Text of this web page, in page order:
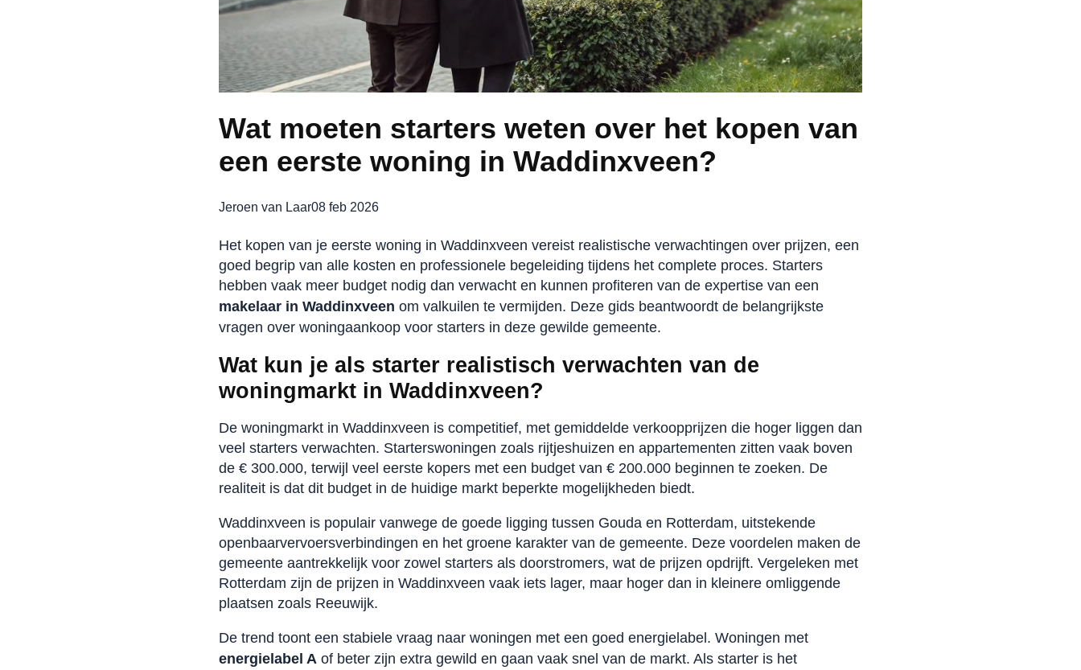
Wat moeten starters weten over het kopen van
een eerste woning in Waddinxveen?
Jeroen van Laar08 feb 2026
Het kopen van je eerste woning in Waddinxveen vereist realistische verwachtingen over prijzen, een
goed begrip van alle kosten en professionele begeleiding tijdens het complete proces. Starters
hebben vaak meer budget nodig dan verwacht en kunnen profiteren van de expertise van een
makelaar in Waddinxveen om valkuilen te vermijden. Deze gids beantwoordt de belangrijkste
vragen over woningaankoop voor starters in deze gewilde gemeente.
Wat kun je als starter realistisch verwachten van de
woningmarkt in Waddinxveen?
De woningmarkt in Waddinxveen is competitief, met gemiddelde verkoopprijzen die hoger liggen dan
veel starters verwachten. Starterswoningen zoals rijtjeshuizen en appartementen zitten vaak boven
de € 300.000, terwijl veel eerste kopers met een budget van € 200.000 beginnen te zoeken. De
realiteit is dat dit budget in de huidige markt beperkte mogelijkheden biedt.
Waddinxveen is populair vanwege de goede ligging tussen Gouda en Rotterdam, uitstekende
openbaarvervoersverbindingen en het groene karakter van de gemeente. Deze voordelen maken de
gemeente aantrekkelijk voor zowel starters als doorstromers, wat de prijzen opdrijft. Vergeleken met
Rotterdam zijn de prijzen in Waddinxveen vaak iets lager, maar hoger dan in kleinere omliggende
plaatsen zoals Reeuwijk.
De trend toont een stabiele vraag naar woningen met een goed energielabel. Woningen met
energielabel A of beter zijn extra gewild en gaan vaak snel van de markt. Als starter is het